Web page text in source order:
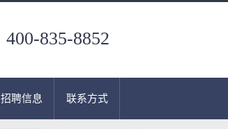
400-835-8852
招聘信息 联系方式